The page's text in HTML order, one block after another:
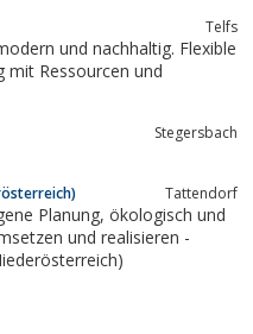
Telfs
Stegersbach
Tattendorf
und realisieren -
(Niederösterreich)